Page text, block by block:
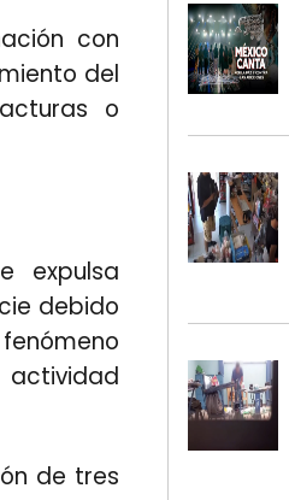
con
del
o
expulsa
debido
de tres